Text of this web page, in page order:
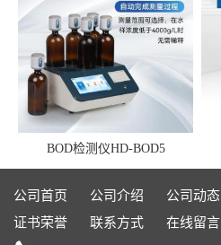
BOD检测仪HD-BOD5
公司首页 公司介绍 公司动态
证书荣誉
联系方式
在线留言